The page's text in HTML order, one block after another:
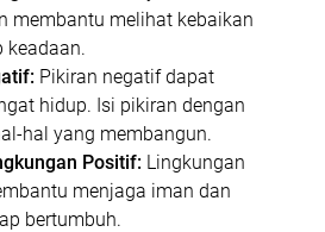
membantu melihat kebaikan
keadaan.
Pikiran negatif dapat
hidup. Isi pikiran dengan
hal yang membangun.
Positif: Lingkungan
menjaga iman dan
bertumbuh.